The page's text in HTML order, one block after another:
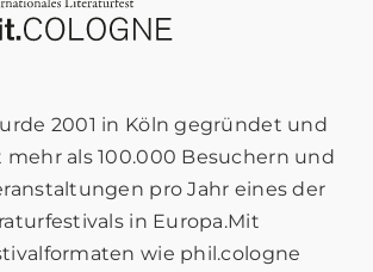
2001 in Köln gegründet und
als 100.000 Besuchern und
pro Jahr eines der
in Europa.Mit
wie phil.cologne